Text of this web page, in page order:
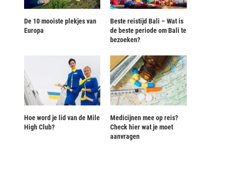
De 10 mooiste plekjes van
Europa
Beste reistijd Bali – Wat is
de beste periode om Bali te
bezoeken?
Hoe word je lid van de Mile
High Club?
Medicijnen mee op reis?
Check hier wat je moet
aanvragen